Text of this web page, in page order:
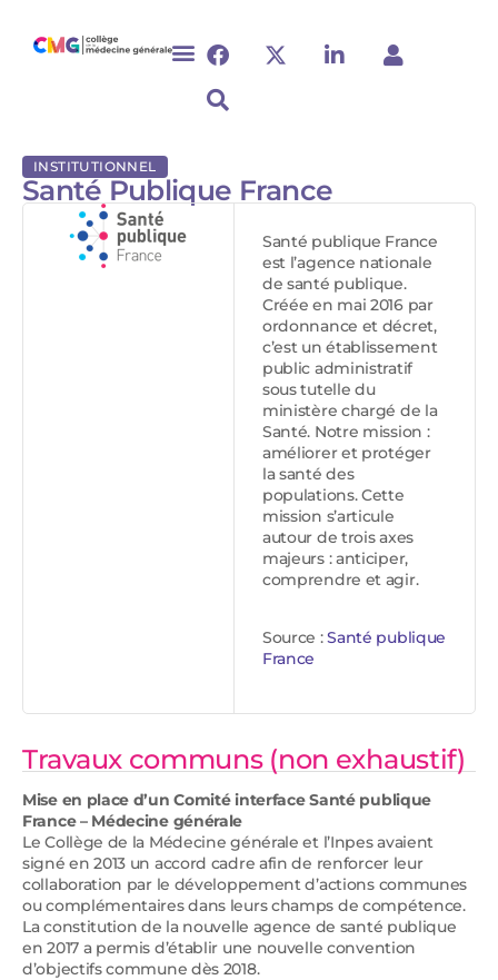
INSTITUTIONNEL
Santé Publique France
Santé publique France
est l’agence nationale
de santé publique.
Créée en mai 2016 par
ordonnance et décret,
c’est un établissement
public administratif
sous tutelle du
ministère chargé de la
Santé. Notre mission :
améliorer et protéger
la santé des
populations. Cette
mission s’articule
autour de trois axes
majeurs : anticiper,
comprendre et agir.
Source :Santé publique
France
Travaux communs (non exhaustif)
Mise en place d’un Comité interface Santé publique
France – Médecine générale
Le Collège de la Médecine générale et l’Inpes avaient
signé en 2013 un accord cadre afin de renforcer leur
collaboration par le développement d’actions communes
ou complémentaires dans leurs champs de compétence.
La constitution de la nouvelle agence de santé publique
en 2017 a permis d’établir une nouvelle convention
d’objectifs commune dès 2018.